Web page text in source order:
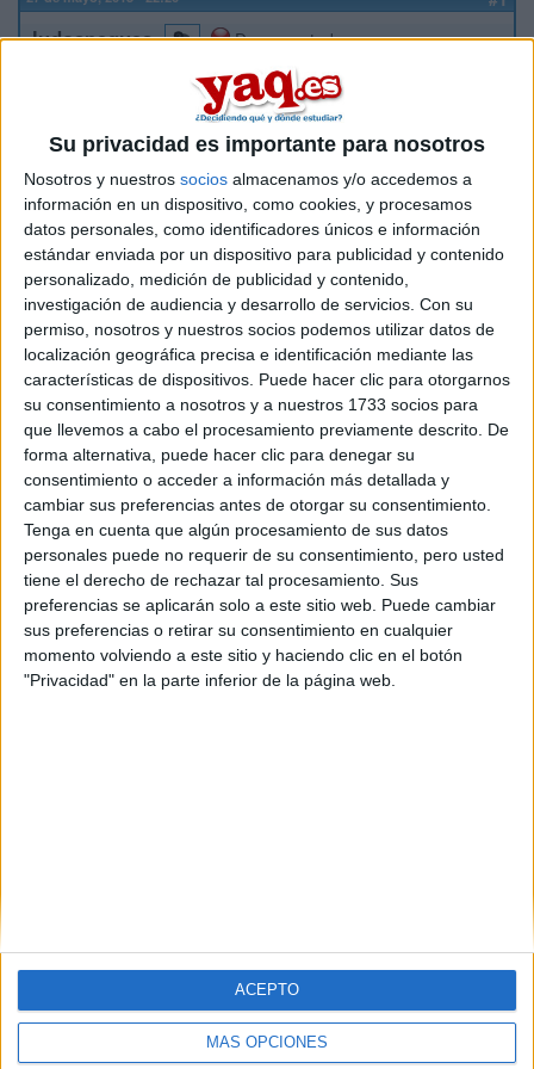
Su privacidad es importante para nosotros
Nosotros y nuestros socios almacenamos y/o accedemos a
información en un dispositivo, como cookies, y procesamos
datos personales, como identificadores únicos e información
estándar enviada por un dispositivo para publicidad y contenido
personalizado, medición de publicidad y contenido,
investigación de audiencia y desarrollo de servicios. Con su
permiso, nosotros y nuestros socios podemos utilizar datos de
localización geográfica precisa e identificación mediante las
características de dispositivos. Puede hacer clic para otorgarnos
su consentimiento a nosotros y a nuestros 1733 socios para
que llevemos a cabo el procesamiento previamente descrito. De
forma alternativa, puede hacer clic para denegar su
consentimiento o acceder a información más detallada y
cambiar sus preferencias antes de otorgar su consentimiento.
Tenga en cuenta que algún procesamiento de sus datos
personales puede no requerir de su consentimiento, pero usted
tiene el derecho de rechazar tal procesamiento. Sus
preferencias se aplicarán solo a este sitio web. Puede cambiar
sus preferencias o retirar su consentimiento en cualquier
momento volviendo a este sitio y haciendo clic en el botón
"Privacidad" en la parte inferior de la página web.
MÁS OPCIONES
ACEPTO
ludospeques
Desconectado
Hola Chic@s! Pues, queda muy poquito para hacer la
aplication form online, para los del Erasmus que vendran el
año que viene a la UCLM!!! Por esto, estoy buscando info
sobre la Facultad de Derecho y me refiero sobre todo a las
OPTATIVAS del GRADO presencial!!! Busco al menos 2 MUY
FACILES!!! Alguien me ayude por fa! :)
Inicio
Etiquetas: La universidad - un mundo Derecho